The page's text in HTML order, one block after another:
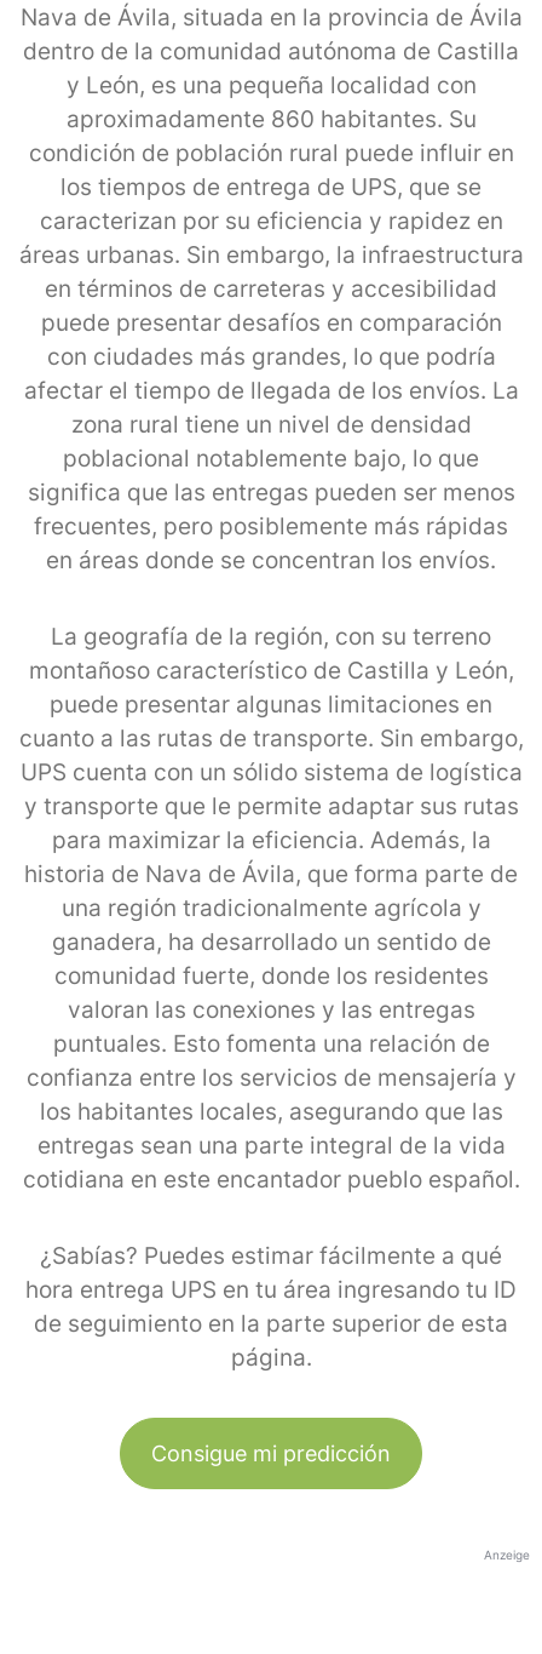
Nava de Ávila, situada en la provincia de Ávila
dentro de la comunidad autónoma de Castilla
y León, es una pequeña localidad con
aproximadamente 860 habitantes. Su
condición de población rural puede influir en
los tiempos de entrega de UPS, que se
caracterizan por su eficiencia y rapidez en
áreas urbanas. Sin embargo, la infraestructura
en términos de carreteras y accesibilidad
puede presentar desafíos en comparación
con ciudades más grandes, lo que podría
afectar el tiempo de llegada de los envíos. La
zona rural tiene un nivel de densidad
poblacional notablemente bajo, lo que
significa que las entregas pueden ser menos
frecuentes, pero posiblemente más rápidas
en áreas donde se concentran los envíos.
La geografía de la región, con su terreno
montañoso característico de Castilla y León,
puede presentar algunas limitaciones en
cuanto a las rutas de transporte. Sin embargo,
UPS cuenta con un sólido sistema de logística
y transporte que le permite adaptar sus rutas
para maximizar la eficiencia. Además, la
historia de Nava de Ávila, que forma parte de
una región tradicionalmente agrícola y
ganadera, ha desarrollado un sentido de
comunidad fuerte, donde los residentes
valoran las conexiones y las entregas
puntuales. Esto fomenta una relación de
confianza entre los servicios de mensajería y
los habitantes locales, asegurando que las
entregas sean una parte integral de la vida
cotidiana en este encantador pueblo español.
¿Sabías? Puedes estimar fácilmente a qué
hora entrega UPS en tu área ingresando tu ID
de seguimiento en la parte superior de esta
página.
Consigue mi predicción
Anzeige